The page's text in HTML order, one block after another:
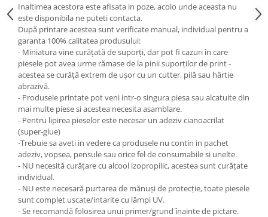
Inaltimea acestora este afisata in poze, acolo unde aceasta nu
este disponibila ne puteti contacta.
După printare acestea sunt verificate manual, individual pentru a
garanta 100% calitatea produsului:
- Miniatura vine curățată de suporți, dar pot fi cazuri în care
piesele pot avea urme rămase de la pinii suporților de print -
acestea se curăță extrem de ușor cu un cutter, pilă sau hârtie
abrazivă.
- Produsele printate pot veni intr-o singura piesa sau alcatuite din
mai multe piese si acestea necesita asamblare.
- Pentru lipirea pieselor este necesar un adeziv cianoacrilat
(super-glue)
-Trebuie sa aveti in vedere ca produsele nu contin in pachet
adeziv, vopsea, pensule sau orice fel de consumabile si unelte.
- NU necesită curățare cu alcool izopropilic, acestea sunt curățate
individual.
- NU este necesară purtarea de mănuși de protecție, toate piesele
sunt complet uscate/intarite cu lămpi UV.
- Se recomandă folosirea unui primer/grund înainte de pictare.